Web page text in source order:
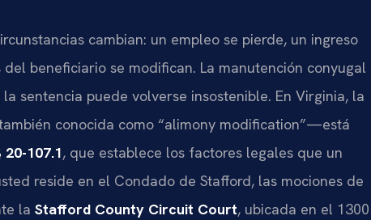
cambian: un empleo se pierde, un ingreso
beneficiario se modifican. La manutención conyugal
sentencia puede volverse insostenible. En Virginia, la
conocida como “alimony modification”—está
107.1, que establece los factores legales que un
reside en el Condado de Stafford, las mociones de
la Stafford County Circuit Court, ubicada en el 1300